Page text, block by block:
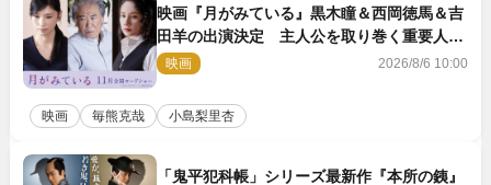
映画『月がみている』黒木瞳＆西岡徳馬＆吉
田羊の出演決定 主人公を取り巻く重要人物
を演じる
映画 2026/8/6 10:00
映画 毎熊克哉 小島梨里杏
「鬼平犯科帳」シリーズ最新作『本所の銕』